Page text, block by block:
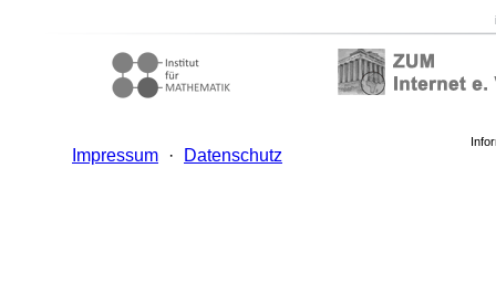
Impressum · Datenschutz